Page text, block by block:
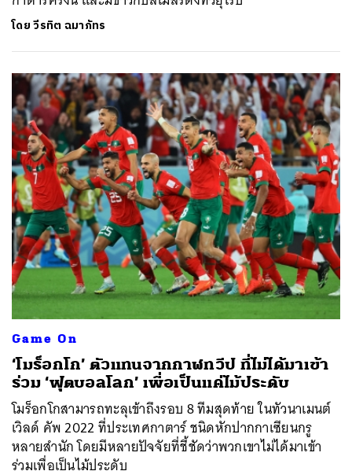
โดยวีรทิต ฉมาภัทร
Game On
‘โมร็อกโก’ ตัวแทนจากกาฬทวีป ที่ไม่ได้มาเข้า
ร่วม ‘ฟุตบอลโลก’ เพื่อเป็นแค่ไม้ประดับ
โมร็อกโกสามารถทะลุเข้าถึงรอบ 8 ทีมสุดท้าย ในทัวนาเมนต์
เวิลด์ คัพ 2022 ที่ประเทศกาตาร์ ชนิดหักปากกาเซียนกรู
หลายสำนัก โดยมีหลายปัจจัยที่ชี้ชัดว่าพวกเขาไม่ได้มาเข้า
ร่วมเพื่อเป็นไม้ประดับ
SHARE TWEET LINE EMAIL